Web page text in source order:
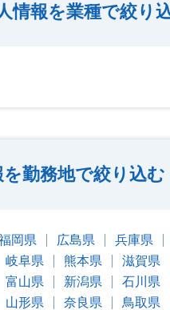
情報を業種で絞り
勤務地で絞り込む
岡県 広島県
兵庫県
岐阜県 熊本県
滋賀県
富山県 新潟県
石川県
山形県 奈良県
鳥取県